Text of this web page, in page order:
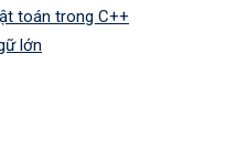
toán trong C++
lớn